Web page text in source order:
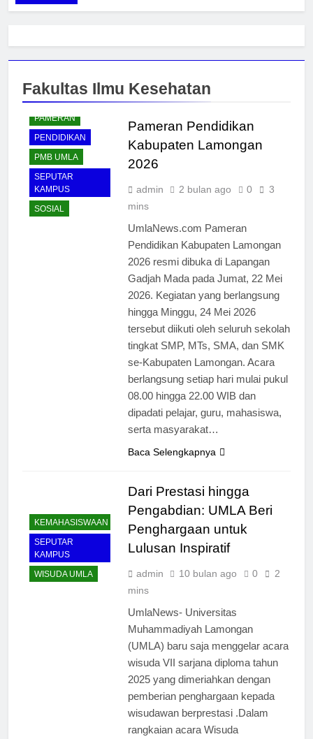
Fakultas Ilmu Kesehatan
EKONOMI
LAUNCHING PMB
PAMERAN
PENDIDIKAN
PMB UMLA
SEPUTAR
KAMPUS
SOSIAL
Pameran Pendidikan
Kabupaten Lamongan
2026
admin 2 bulan ago 0
3
mins
UmlaNews.com Pameran
Pendidikan Kabupaten Lamongan
2026 resmi dibuka di Lapangan
Gadjah Mada pada Jumat, 22 Mei
2026. Kegiatan yang berlangsung
hingga Minggu, 24 Mei 2026
tersebut diikuti oleh seluruh sekolah
tingkat SMP, MTs, SMA, dan SMK
se-Kabupaten Lamongan. Acara
berlangsung setiap hari mulai pukul
08.00 hingga 22.00 WIB dan
dipadati pelajar, guru, mahasiswa,
serta masyarakat…
Baca Selengkapnya
KEMAHASISWAAN
SEPUTAR
KAMPUS
WISUDA UMLA
Dari Prestasi hingga
Pengabdian: UMLA Beri
Penghargaan untuk
Lulusan Inspiratif
admin 10 bulan ago 0
2
mins
UmlaNews- Universitas
Muhammadiyah Lamongan
(UMLA) baru saja menggelar acara
wisuda VII sarjana diploma tahun
2025 yang dimeriahkan dengan
pemberian penghargaan kepada
wisudawan berprestasi .Dalam
rangkaian acara Wisuda